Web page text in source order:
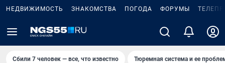
НЕДВИЖИМОСТЬ ЗНАКОМСТВА ПОГОДА ФОРУМЫ
Сбили 7 человек — все, что известно Тюремная система и ее